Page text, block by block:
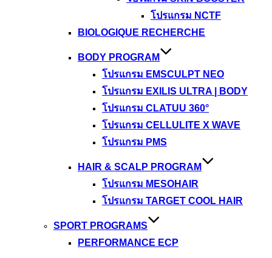
โปรแกรม NCTF
BIOLOGIQUE RECHERCHE
BODY PROGRAM
โปรแกรม EMSCULPT NEO
โปรแกรม EXILIS ULTRA | BODY
โปรแกรม CLATUU 360°
โปรแกรม CELLULITE X WAVE
โปรแกรม PMS
HAIR & SCALP PROGRAM
โปรแกรม MESOHAIR
โปรแกรม TARGET COOL HAIR
SPORT PROGRAMS
PERFORMANCE ECP